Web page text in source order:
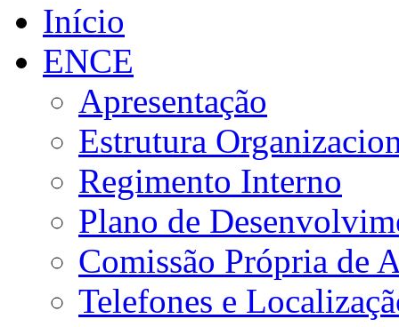
Início
ENCE
Apresentação
Estrutura
Regimento Interno
Plano de
Comissão Própria de
Telefones e